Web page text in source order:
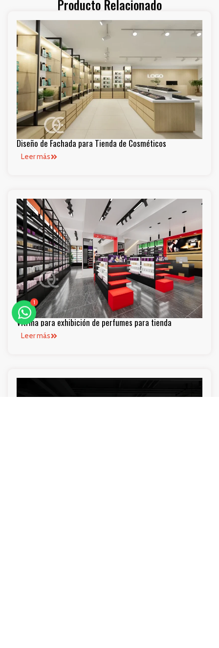
Producto Relacionado
Diseño de Fachada para Tienda de Cosméticos
Leer más
Vitrina para exhibición de perfumes para tienda
Leer más
1